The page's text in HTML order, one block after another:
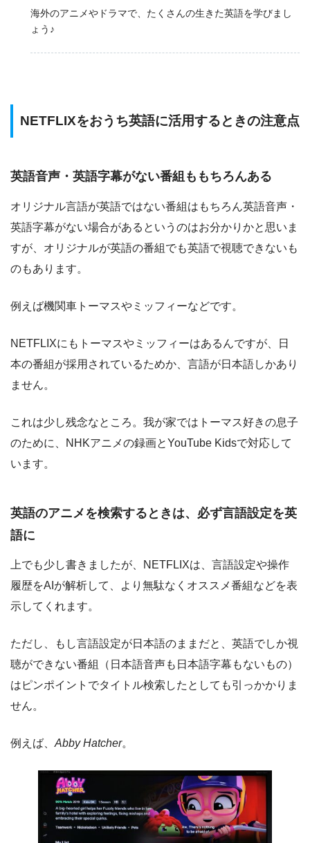
海外のアニメやドラマで、たくさんの生きた英語を学びまし
ょう♪
NETFLIXをおうち英語に活用するときの注意点
英語音声・英語字幕がない番組ももちろんある
オリジナル言語が英語ではない番組はもちろん英語音声・
英語字幕がない場合があるというのはお分かりかと思いま
すが、オリジナルが英語の番組でも英語で視聴できないも
のもあります。
例えば機関車トーマスやミッフィーなどです。
NETFLIXにもトーマスやミッフィーはあるんですが、日
本の番組が採用されているためか、言語が日本語しかあり
ません。
これは少し残念なところ。我が家ではトーマス好きの息子
のために、NHKアニメの録画とYouTube Kidsで対応して
います。
英語のアニメを検索するときは、必ず言語設定を英
語に
上でも少し書きましたが、NETFLIXは、言語設定や操作
履歴をAIが解析して、より無駄なくオススメ番組などを表
示してくれます。
ただし、もし言語設定が日本語のままだと、英語でしか視
聴ができない番組（日本語音声も日本語字幕もないもの）
はピンポイントでタイトル検索したとしても引っかかりま
せん。
例えば、 Abby Hatcher。